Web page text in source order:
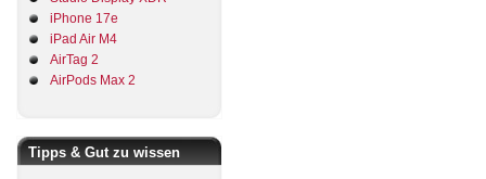
iPhone 17e
iPad Air M4
AirTag 2
AirPods Max 2
Tipps & Gut zu wissen